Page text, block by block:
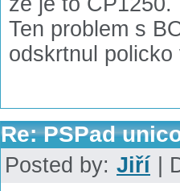
Ten problem s
odskrtnul
Re: PSPad
Posted by: Jiří |